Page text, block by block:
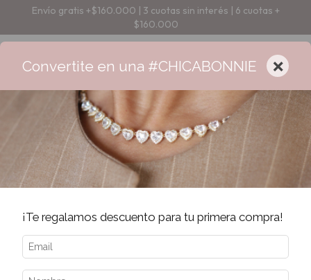
Envío gratis +$160.000 | 3 cuotas sin interés | 6 cuotas +
$160.000
Error - 404
La página que estás buscando no existe.
Quizás te interesen los siguientes productos.
Convertite en una #CHICABONNIE ×
¡Te regalamos descuento para tu primera compra!